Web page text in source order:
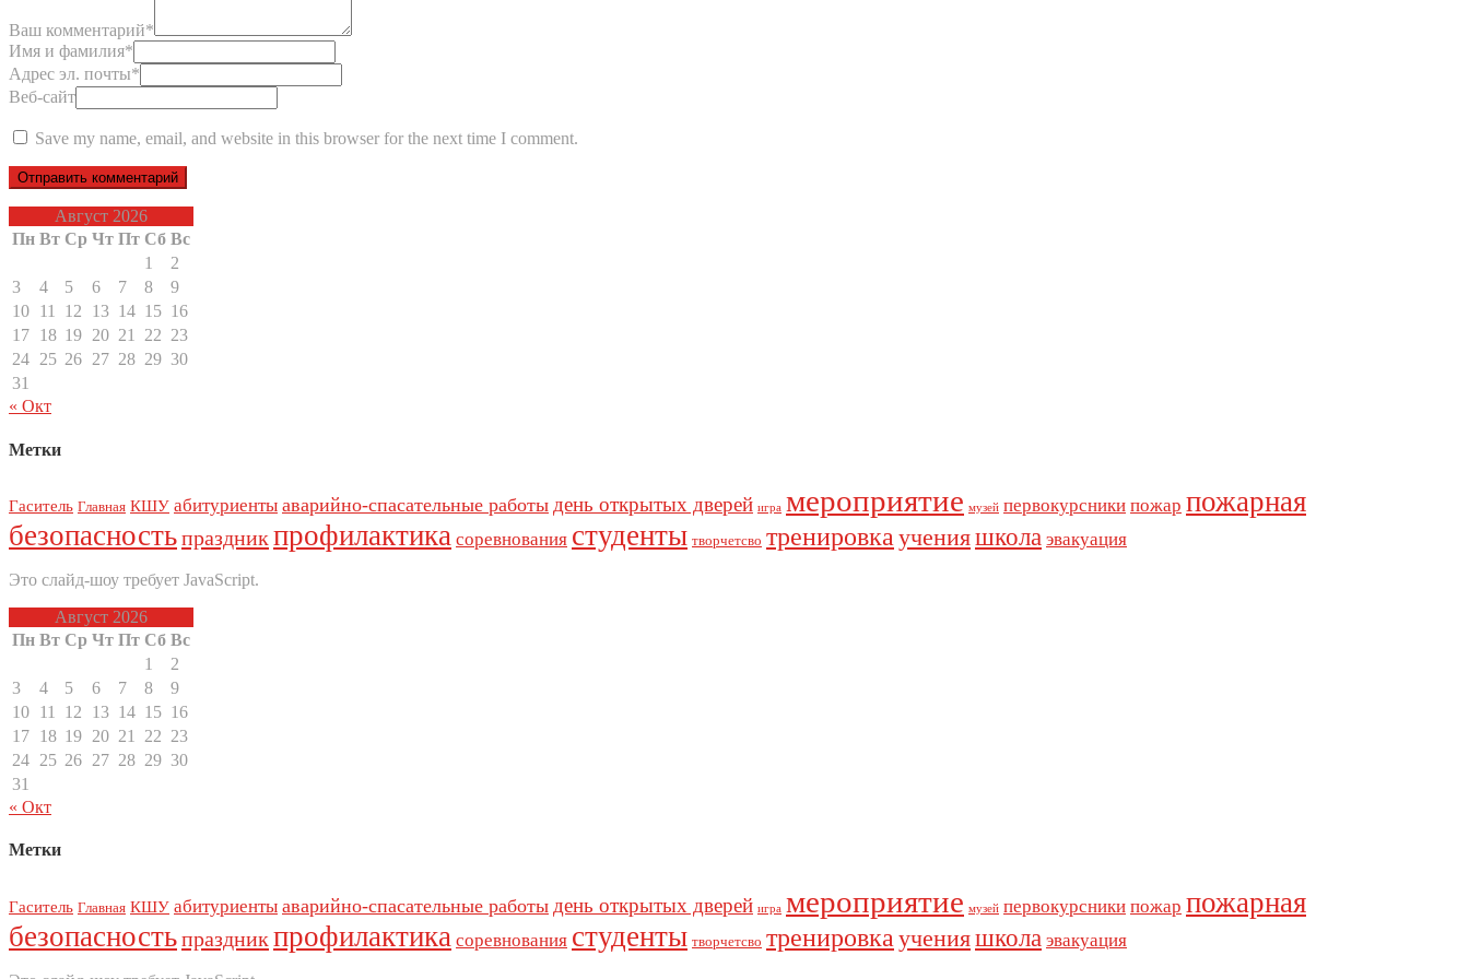
Ваш комментарий*
Имя и фамилия*
Адрес эл. почты*
Веб-сайт
Save my name, email, and website in this browser for the next time I comment.
Август 2026
Пн Вт Ср Чт Пт Сб Вс
1
2
3
4 5 6 7 8
9
10 11 12 13 14 15 16
17 18 19 20 21 22 23
24 25 26 27 28 29 30
31
« Окт
Метки
Гаситель Главная КШУ абитуриенты аварийно-спасательные работы день открытых дверей игра мероприятие музей первокурсники пожар пожарная
безопасностьпраздникпрофилактика соревнования студенты творчетсво тренировка ученияшкола эвакуация
Это слайд-шоу требует JavaScript.
Август 2026
Пн Вт Ср Чт Пт Сб Вс
1
2
3
4 5 6 7 8
9
10 11 12 13 14 15 16
17 18 19 20 21 22 23
24 25 26 27 28 29 30
31
« Окт
Метки
Гаситель Главная КШУ абитуриенты аварийно-спасательные работы день открытых дверей игра мероприятие музей первокурсники пожар пожарная
безопасностьпраздникпрофилактика соревнования студенты творчетсво тренировка ученияшкола эвакуация